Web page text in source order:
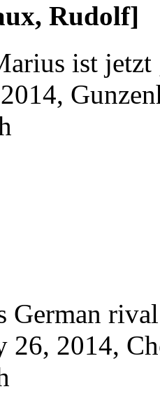
Rudolf]
ist
German
26, 2014,